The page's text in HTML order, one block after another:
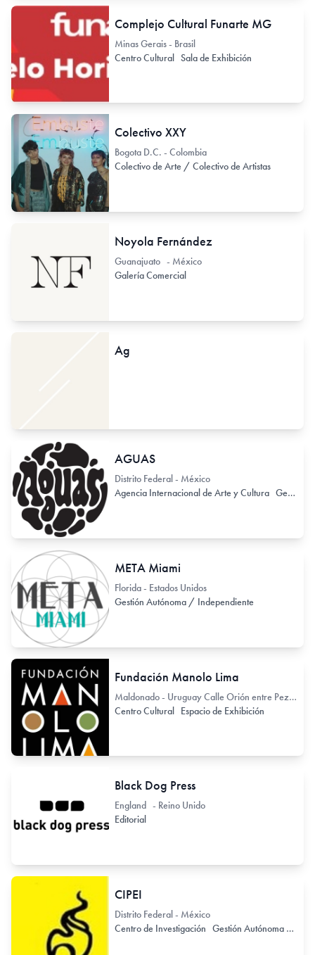
Complejo Cultural Funarte MG
Minas Gerais - Brasil
Centro Cultural Sala de Exhibición
Colectivo XXY
Bogota D.C. - Colombia
Colectivo de Arte / Colectivo de Artistas
Noyola Fernández
Guanajuato - México
Galería Comercial
Ag
AGUAS
Distrito Federal - México
Agencia Internacional de Arte y Cultura Gestión Autónoma / Independiente
META Miami
Florida - Estados Unidos
Gestión Autónoma / Independiente
Fundación Manolo Lima
Maldonado - Uruguay Calle Orión entre Pez Austral y León
Centro Cultural Espacio de Exhibición
Black Dog Press
England - Reino Unido
Editorial
CIPEI
Distrito Federal - México
Centro de Investigación Gestión Autónoma / Independiente